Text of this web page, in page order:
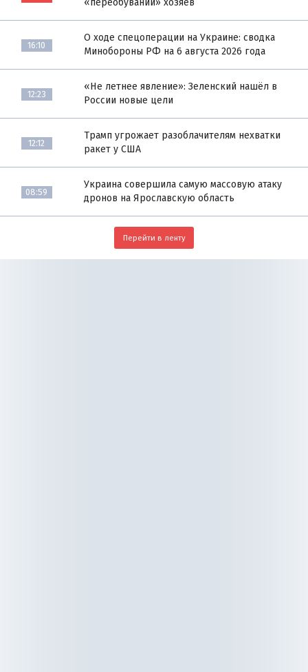
«переобувании» хозяев
16:10
О ходе спецоперации на Украине: сводка
Минобороны РФ на 6 августа 2026 года
12:23
«Не летнее явление»: Зеленский нашёл в
России новые цели
12:12
Трамп угрожает разоблачителям нехватки
ракет у США
08:59
Украина совершила самую массовую атаку
дронов на Ярославскую область
Перейти в ленту